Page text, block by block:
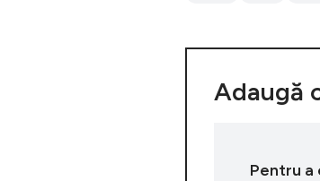
Adaugă
Pentru a